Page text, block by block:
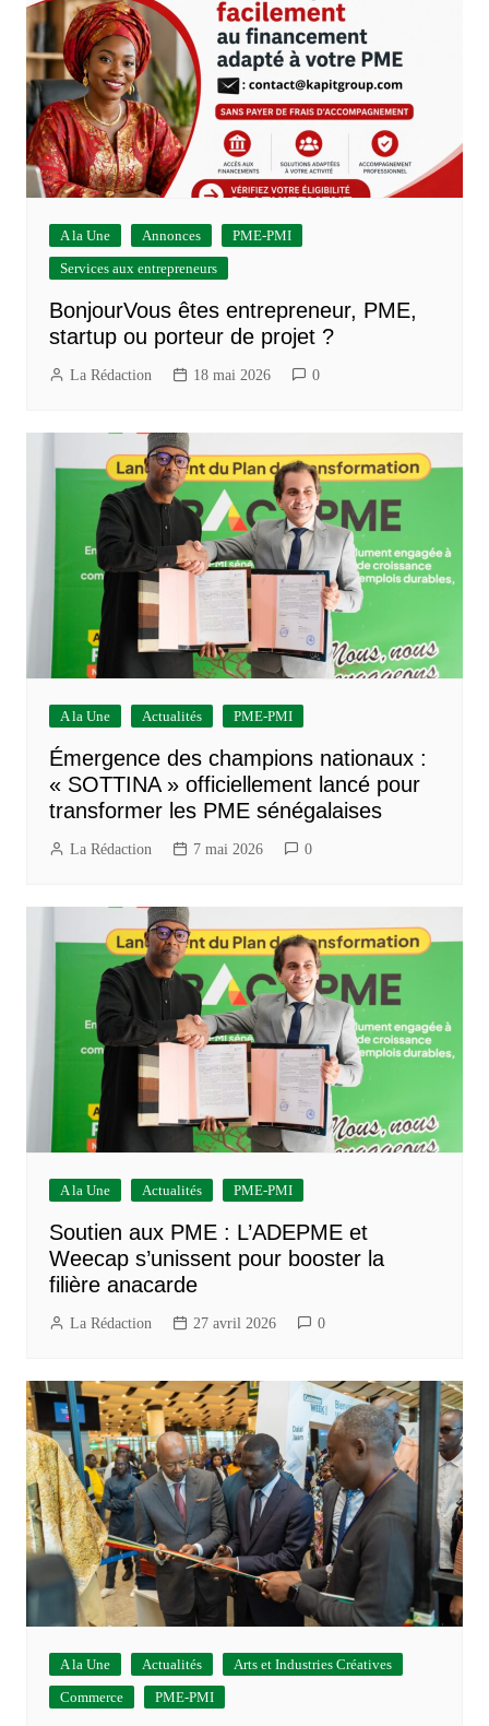
A la Une Annonces
PME-PMI
Services aux entrepreneurs
BonjourVous êtes entrepreneur, PME,
startup ou porteur de projet ?
La Rédaction 18 mai 2026 0
A la Une Actualités PME-PMI
Émergence des champions nationaux :
« SOTTINA » officiellement lancé pour
transformer les PME sénégalaises
La Rédaction 7 mai 2026 0
A la Une Actualités PME-PMI
Soutien aux PME : L’ADEPME et
Weecap s’unissent pour booster la
filière anacarde
La Rédaction 27 avril 2026 0
A la Une Actualités
Arts et Industries Créatives
Commerce
PME-PMI